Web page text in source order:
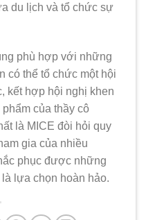
du lịch và tổ chức sự
phù hợp với những
có thể tổ chức một hội
kết hợp hội nghị khen
của thầy cô
là MICE đòi hỏi quy
gia của nhiều
phục được những
lựa chọn hoàn hảo.